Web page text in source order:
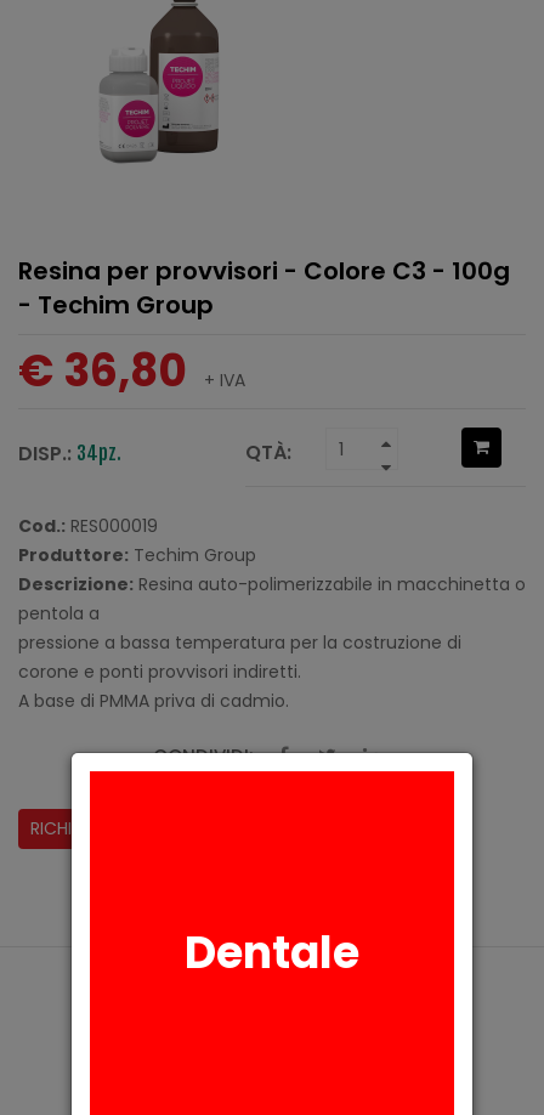
Resina per provvisori - Colore C3 - 100g
- Techim Group
€ 36,80 + IVA
DISP.: 34pz. QTÀ:
Cod.: RES000019
Produttore: Techim Group
Descrizione: Resina auto-polimerizzabile in macchinetta o
pentola a
pressione a bassa temperatura per la costruzione di
corone e ponti provvisori indiretti.
A base di PMMA priva di cadmio.
CONDIVIDI:
RICHIESTA INFORMAZIONI
Dentale